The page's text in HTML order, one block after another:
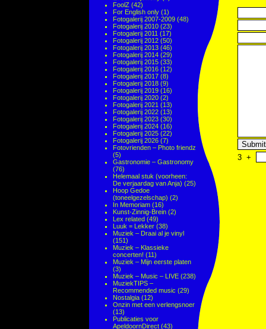
FoolZ (42)
For English only (1)
Fotogalerij 2007-2009 (48)
Fotogalerij 2010 (23)
Fotogalerij 2011 (17)
Fotogalerij 2012 (50)
Fotogalerij 2013 (46)
Fotogalerij 2014 (29)
Fotogalerij 2015 (33)
Fotogalerij 2016 (12)
Fotogalerij 2017 (8)
Fotogalerij 2018 (9)
Fotogalerij 2019 (16)
Fotogalerij 2020 (2)
Fotogalerij 2021 (13)
Fotogalerij 2022 (13)
Fotogalerij 2023 (30)
Fotogalerij 2024 (16)
Fotogalerij 2025 (22)
Fotogalerij 2026 (7)
Fotovrienden – Photo friendz
(5)
Gastronomie – Gastronomy
(76)
Helemaal stuk (voorheen:
De verjaardag van Anja) (25)
Hoop Gedoe
(toneelgezelschap) (2)
In Memoriam (16)
Kunst-Zinnig-Brein (2)
Lex related (49)
Luuk = Lekker (38)
Muziek – Draai al je vinyl
(151)
Muziek – Klassieke
concerten! (11)
Muziek – Mijn eerste platen
(3)
Muziek – Music – LIVE (238)
MuziekTIPS –
Recommended music (29)
Nostalgia (12)
Onzin met een verlengsnoer
(13)
Publicaties voor
ApeldoornDirect (43)
3 +